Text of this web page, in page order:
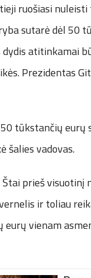
ruošiasi
sutarė dėl 50
atitinkamai
Prezidentas
tūkstančių eurų
šalies vadovas.
Štai prieš
ir toliau
vienam